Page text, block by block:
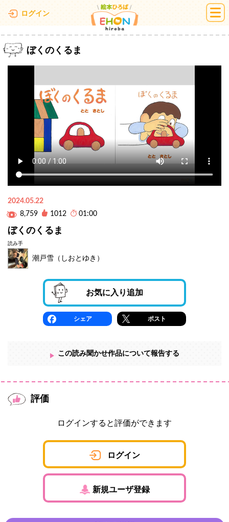
ログイン 絵本ひろば
ぼくのくるま
2024.05.22
8,759
1012 01:00
ぼくのくるま
読み手
潮戸雪（しおとゆき）
お気に入り追加
シェア ポスト
この読み聞かせ作品について報告する
評価
ログインすると評価ができます
ログイン
新規ユーザ登録